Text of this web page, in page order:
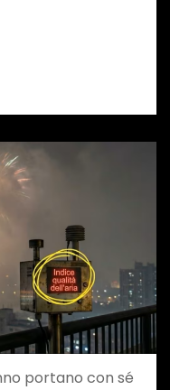
portano con sé